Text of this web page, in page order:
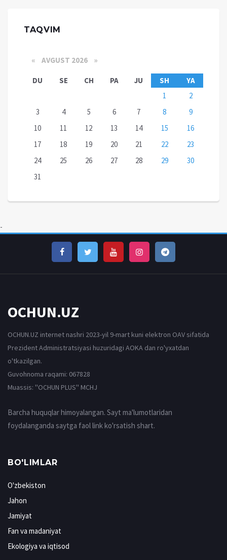
TAQVIM
« AVGUST 2026 »
DU SE CH PA JU SH
YA
1
2
3
4 5 6 7 8
9
10
11 12 13 14 15
16
17
18 19 20 21 22
23
24
25 26 27 28 29
30
31
-
OCHUN.UZ
OCHUN.UZ internet nashri 2023-yil 9-mart kuni elektron OAV sifatida
Prezident Administratsiyasi huzuridagi AOKA dan ro'yxatdan
o'tkazilgan.
Guvohnoma raqami: 067828
Muassis: ''OCHUN PLUS'' MCHJ
Barcha huquqlar himoyalangan. Sayt ma'lumotlaridan
foydalanganda saytga faol link ko'rsatish shart.
BO'LIMLAR
O'zbekiston
Jahon
Jamiyat
Fan va madaniyat
Ekologiya va iqtisod